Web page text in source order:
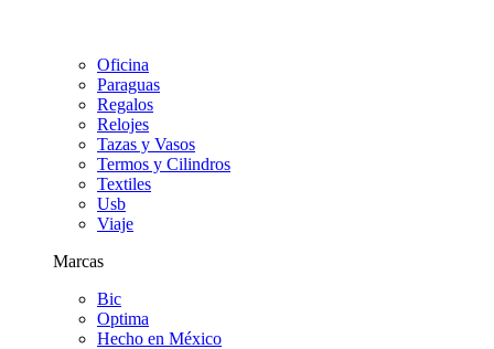
Oficina
Paraguas
Regalos
Relojes
Tazas y Vasos
Termos y Cilindros
Textiles
Usb
Viaje
Marcas
Bic
Optima
Hecho en México